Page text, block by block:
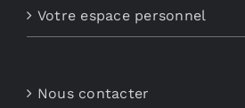
Votre espace personnel
Nous contacter